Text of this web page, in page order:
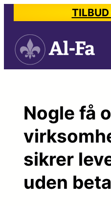
indhold
Nogle få
sikrer
uden